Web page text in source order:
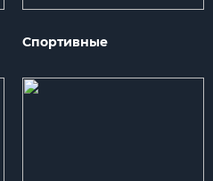
Спортивные